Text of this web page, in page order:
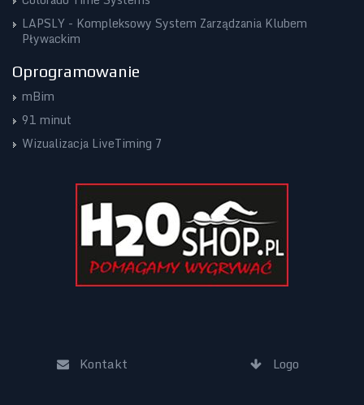
LAPSLY - Kompleksowy System Zarządzania Klubem
Pływackim
Oprogramowanie
mBim
91 minut
Wizualizacja LiveTiming 7
Kontakt Logo